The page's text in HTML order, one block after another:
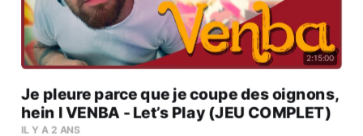
2:15:00
Je pleure parce que je coupe des oignons,
hein l VENBA - Let’s Play (JEU COMPLET)
IL Y A 2 ANS